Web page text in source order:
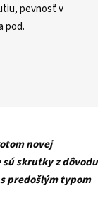
pevnosť v
pod.
novej
skrutky z dôvodu
predošlým typom